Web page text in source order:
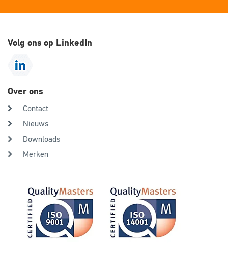
Volg ons op LinkedIn
Over ons
Contact
Nieuws
Downloads
Merken